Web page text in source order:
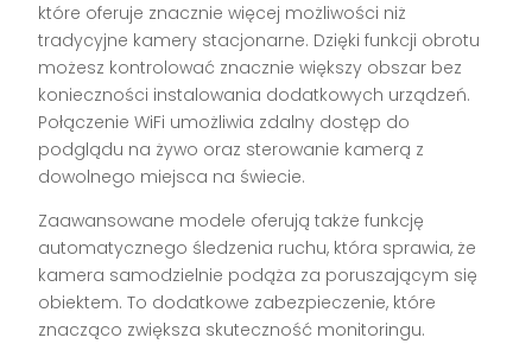
które oferuje znacznie więcej możliwości niż
tradycyjne kamery stacjonarne. Dzięki funkcji obrotu
możesz kontrolować znacznie większy obszar bez
konieczności instalowania dodatkowych urządzeń.
Połączenie WiFi umożliwia zdalny dostęp do
podglądu na żywo oraz sterowanie kamerą z
dowolnego miejsca na świecie.
Zaawansowane modele oferują także funkcję
automatycznego śledzenia ruchu, która sprawia, że
kamera samodzielnie podąża za poruszającym się
obiektem. To dodatkowe zabezpieczenie, które
znacząco zwiększa skuteczność monitoringu.